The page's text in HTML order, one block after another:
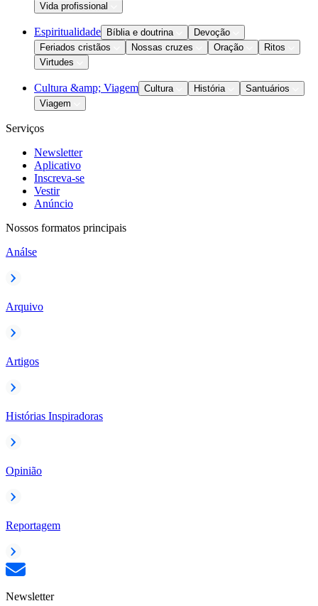
Vida profissional
Espiritualidade Bíblia e doutrina
Devoção
Feriados cristãos
Nossas cruzes Oração
Ritos
Virtudes
Cultura &amp; Viagem Cultura História
Santuários
Viagem
Serviços
Newsletter
Aplicativo
Inscreva-se
Vestir
Anúncio
Nossos formatos principais
Análse
Arquivo
Artigos
Histórias Inspiradoras
Opinião
Reportagem
Newsletter